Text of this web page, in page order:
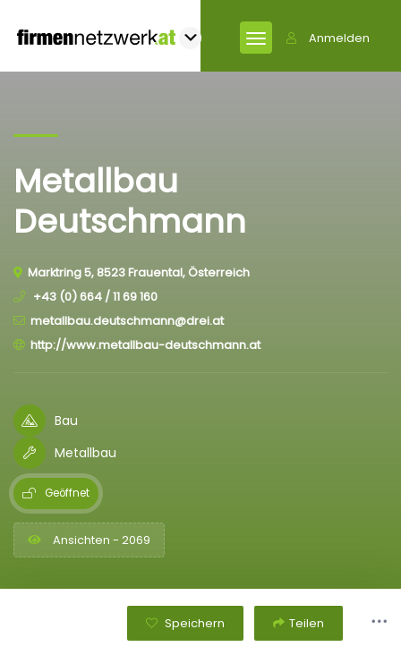
Anmelden
Metallbau
Deutschmann
Marktring 5, 8523 Frauental, Österreich
+43 (0) 664 / 11 69 160
metallbau.deutschmann@drei.at
http://www.metallbau-deutschmann.at
Bau
Metallbau
Geöffnet
Ansichten - 2069
Speichern Teilen